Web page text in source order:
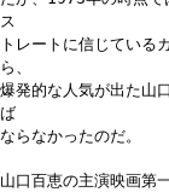
ス
トレートに信じている
ら、
爆発的な人気が出た山
ば
ならなかったのだ。
山口百恵の主演映画第